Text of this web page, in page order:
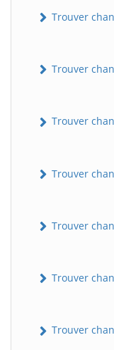
Trouver
Trouver
Trouver
Trouver
Trouver
Trouver
Trouver